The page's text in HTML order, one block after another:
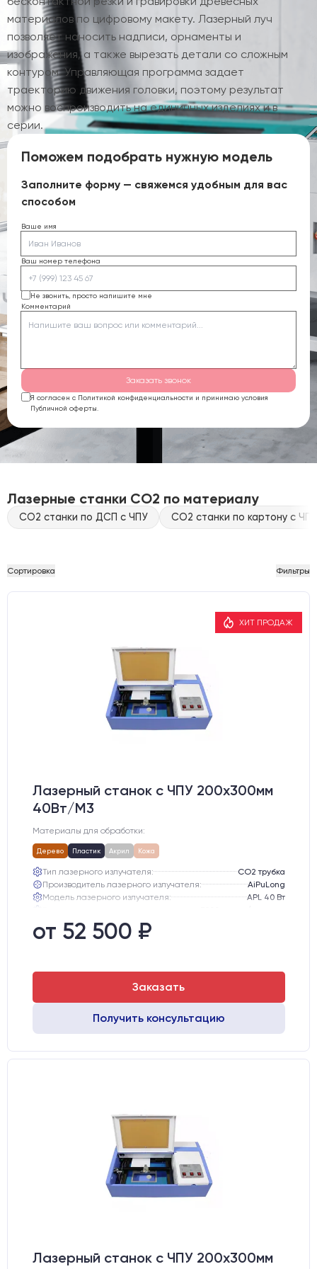
материалов по цифровому макету. Лазерный луч
позволяет наносить надписи, орнаменты и
изображения, а также вырезать детали со сложным
контуром. Управляющая программа задает
траекторию движения головки, поэтому результат
можно воспроизводить на единичных изделиях и в
серии.
Поможем подобрать нужную модель
Заполните форму — свяжемся удобным для вас
способом
Ваше имя
Ваш номер телефона
Не звонить, просто напишите мне
Комментарий
Заказать звонок
Я согласен с Политикой конфиденциальности и принимаю условия
Публичной оферты.
Лазерные станки CO2 по материалу
CO2 станки по ДСП с ЧПУ CO2 станки по картону с ЧПУ
Сортировка Фильтры
ХИТ ПРОДАЖ
Лазерный станок c ЧПУ 200х300мм
40Вт/М3
Материалы для обработки:
Дерево Пластик Акрил Кожа
Тип лазерного излучателя:
СО2 трубка
Производитель лазерного излучателя:
AiPuLong
Модель лазерного излучателя:
APL 40 Вт
Линза:
Зеркала:
от 52 500 ₽
Заказать
Получить консультацию
Лазерный станок c ЧПУ 200х300мм